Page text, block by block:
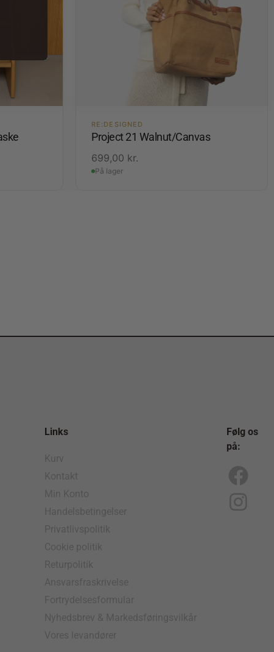
RE:DESIGNED
Project 21 Walnut/Canvas
699,00 kr.
På lager
Links
Kurv
Kontakt
Min Konto
Handelsbetingelser
Privatlivspolitik
Cookie politik
Returpolitik
Ansvarsfraskrivelse
Fortrydelsesformular
Nyhedsbrev & Markedsføringsvilkår
Vores levandører
Følg os
på:
F
a
I
n